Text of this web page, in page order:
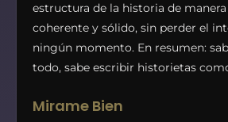
estructura de la historia de
coherente y sólido, sin perder el
ningún momento. En resumen:
todo, sabe escribir historietas
Mirame Bien